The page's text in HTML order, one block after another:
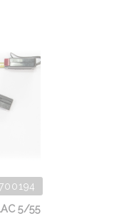
5/55